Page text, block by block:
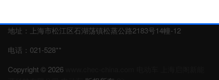
地址：上海市松江区石湖荡镇松蒸公路2183号14幢-12
电话：021-528**
Copyright © 2026